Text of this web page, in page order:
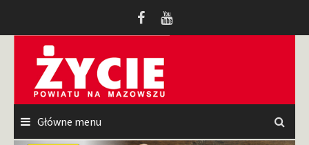
Główne menu